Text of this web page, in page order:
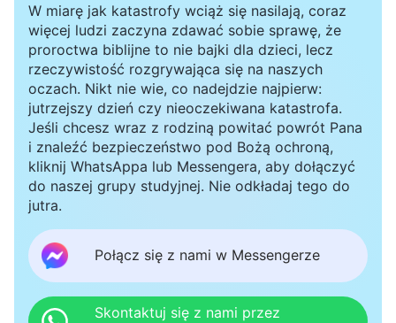
czym odwrócił się i wyszedł. W miarę upływu
czasu spowodowany przez kajdanki nacisk na
nadgarstki sprawiał mi coraz więcej bólu i
czułam, jakby ktoś wyrywał mi ręce ze stawów.
Przeszywający ból sprawiał, że cała byłam zlana
potem. Już po chwili moje ubranie było zupełnie
przemoczone. Próbując złagodzić ból,
zacisnęłam pięści i ze wszystkich sił starałam się
oprzeć pięty o kraty żelaznej bramy, ale cały
czas się ześlizgiwałam. Moje serce waliło i
oddychałam z trudem. Czułam się, jakbym miała
W miarę jak katastrofy wciąż się nasilają, coraz
więcej ludzi zaczyna zdawać sobie sprawę, że
proroctwa biblijne to nie bajki dla dzieci, lecz
rzeczywistość rozgrywająca się na naszych
oczach. Nikt nie wie, co nadejdzie najpierw:
jutrzejszy dzień czy nieoczekiwana katastrofa.
Jeśli chcesz wraz z rodziną powitać powrót Pana
i znaleźć bezpieczeństwo pod Bożą ochroną,
kliknij WhatsAppa lub Messengera, aby dołączyć
do naszej grupy studyjnej. Nie odkładaj tego do
jutra.
Połącz się z nami w Messengerze
Skontaktuj się z nami przez